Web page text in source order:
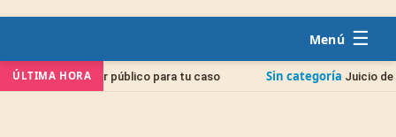
☰
ÚLTIMA HORA
público para tu caso Sin categoría Juicio de Amparo: La